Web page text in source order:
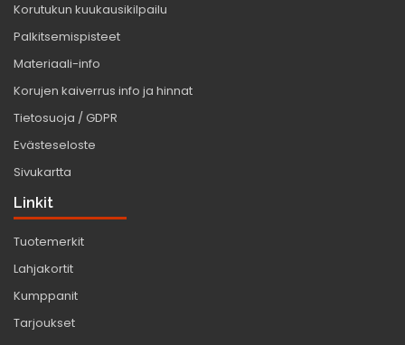
Korutukun kuukausikilpailu
Palkitsemispisteet
Materiaali-info
Korujen kaiverrus info ja hinnat
Tietosuoja / GDPR
Evästeseloste
Sivukartta
Linkit
Tuotemerkit
Lahjakortit
Kumppanit
Tarjoukset